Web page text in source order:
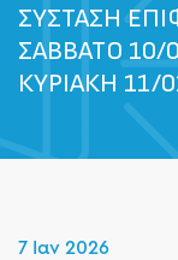
ΣΥΣΤΑΣΗ
ΣΑΒΒΑΤΟ 10/
ΚΥΡΙΑΚΗ 11/
7 Ιαν 2026